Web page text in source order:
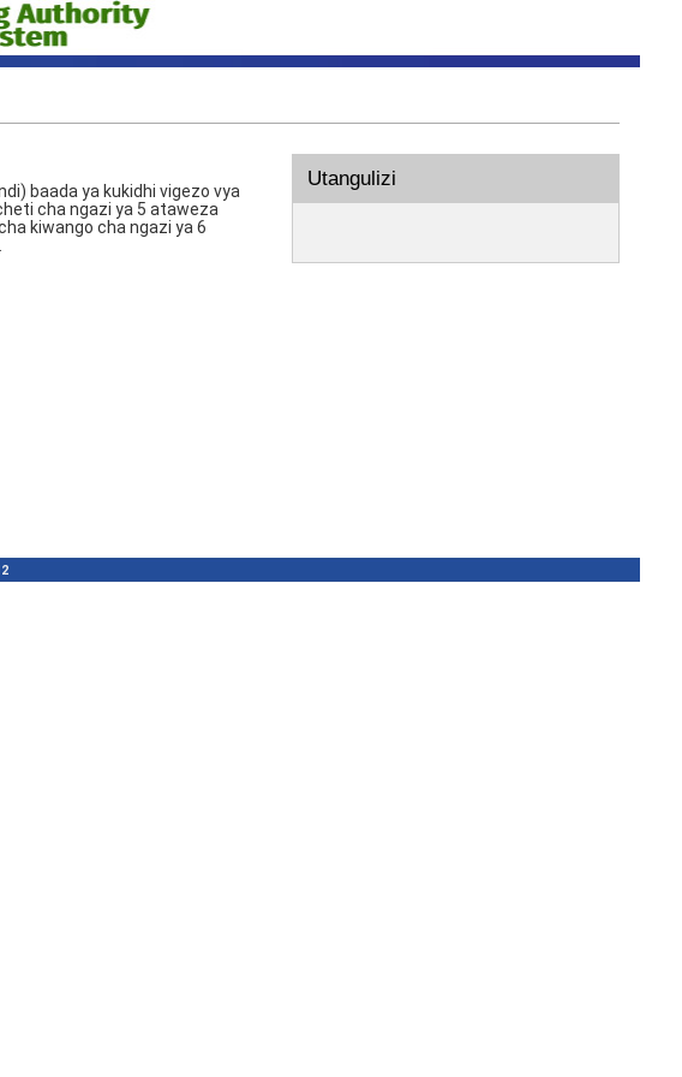
baada ya kukidhi vigezo vya
cha ngazi ya 5 ataweza
kiwango cha ngazi ya 6
Utangulizi